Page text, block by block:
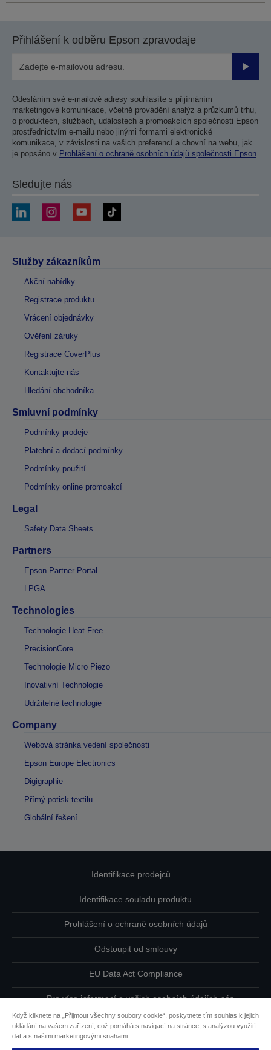
Přihlášení k odběru Epson zpravodaje
Odesláním své e-mailové adresy souhlasíte s přijímáním
marketingové komunikace, včetně provádění analýz a průzkumů trhu,
o produktech, službách, událostech a promoakcích společnosti Epson
prostřednictvím e-mailu nebo jinými formami elektronické
komunikace, v závislosti na vašich preferencí a chovní na webu, jak
je popsáno v Prohlášení o ochraně osobních údajů společnosti Epson
Sledujte nás
Služby zákazníkům
Akční nabídky
Registrace produktu
Vrácení objednávky
Ověření záruky
Registrace CoverPlus
Kontaktujte nás
Hledání obchodníka
Smluvní podmínky
Podmínky prodeje
Platební a dodací podmínky
Podmínky použití
Podmínky online promoakcí
Legal
Safety Data Sheets
Partners
Epson Partner Portal
LPGA
Technologies
Technologie Heat-Free
PrecisionCore
Technologie Micro Piezo
Inovativní Technologie
Udržitelné technologie
Company
Webová stránka vedení společnosti
Epson Europe Electronics
Digigraphie
Přímý potisk textilu
Globální řešení
Identifikace prodejců
Identifikace souladu produktu
Prohlášení o ochraně osobních údajů
Odstoupit od smlouvy
EU Data Act Compliance
Pro více informací o vašich osobních údajích nás
Informace o souborech cookie
Když kliknete na „Přijmout všechny soubory cookie“, poskytnete tím souhlas k jejich
ukládání na vašem zařízení, což pomáhá s navigací na stránce, s analýzou využití
dat a s našimi marketingovými snahami.